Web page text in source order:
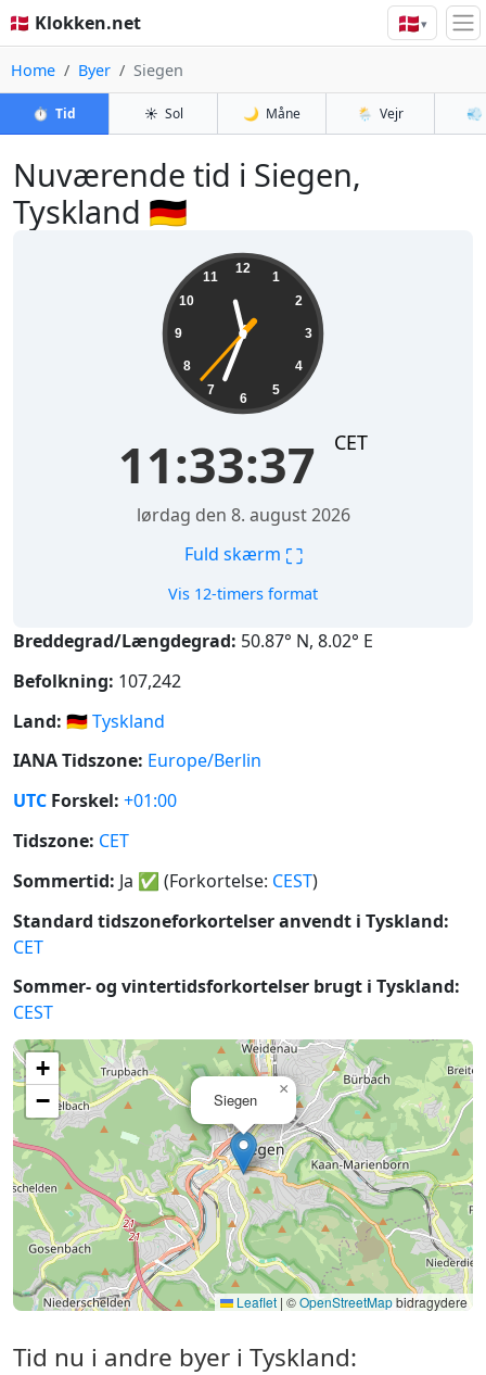
🇩🇰 Klokken.net 🇩🇰▾
Home Byer Siegen
⏱️ Tid ☀️ Sol 🌙 Måne 🌦️ Vejr 💨
Nuværende tid i Siegen,
Tyskland 🇩🇪
12
1
2
3
4
5
6
7
8
9
10
11
11:33:37 CET
lørdag den 8. august 2026
Fuld skærm ⛶
Vis 12-timers format
Breddegrad/Længdegrad: 50.87° N, 8.02° E
Befolkning: 107,242
Land: 🇩🇪Tyskland
IANA Tidszone: Europe/Berlin
UTC Forskel: +01:00
Tidszone: CET
Sommertid: Ja ✅ (Forkortelse: CEST)
Standard tidszoneforkortelser anvendt i Tyskland:
CET
Sommer- og vintertidsforkortelser brugt i Tyskland:
CEST
Siegen
×
+
−
Leaflet | ©OpenStreetMapbidragydere
Tid nu i andre byer i Tyskland: